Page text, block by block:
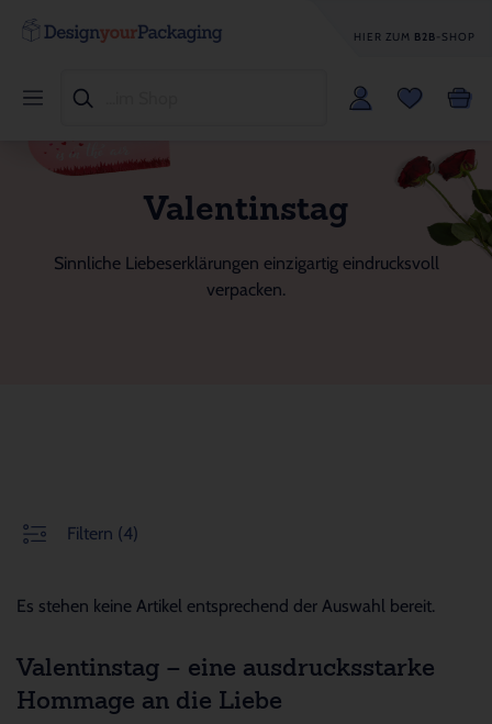
HIER ZUM B2B-SHOP
Valentinstag
Sinnliche Liebeserklärungen einzigartig eindrucksvoll
verpacken.
Filtern (4)
Es stehen keine Artikel entsprechend der Auswahl bereit.
Valentinstag – eine ausdrucksstarke
Hommage an die Liebe